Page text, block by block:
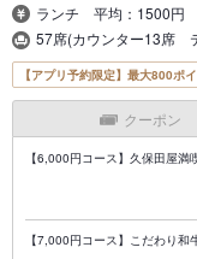
ランチ 平均：1500円
57席(カウンター13席
【アプリ予約限定】最大800ポ
クーポン
【6,000円コース】久保田屋満
【7,000円コース】こだわり和